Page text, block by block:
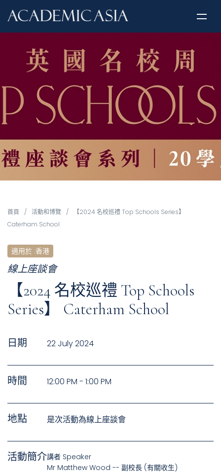
首頁 / 活動和博覽 /
【2024 名校巡禮 Top Schools Series】
Caterham School
適用於 :香港
線上座談會
【2024 名校巡禮 Top Schools
Series】 Caterham School
日期 22 July 2024
時間 12:00 PM - 1:00 PM
地點 是次活動為線上座談會
活動簡介講者 Speaker
Mr Matthew Wood -- 副校長 (有關收生)